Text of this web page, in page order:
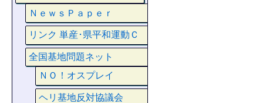
ＮｅｗｓＰａｐｅｒ
リンク 単産･県平和運動Ｃ
全国基地問題ネット
ＮＯ！オスプレイ
ヘリ基地反対協議会